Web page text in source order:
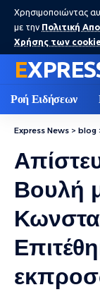
Χρησιμοποιώντας
με την Πολιτική
Χρήσης των
Ροή Ειδήσεων
Express News > blog
Βουλή